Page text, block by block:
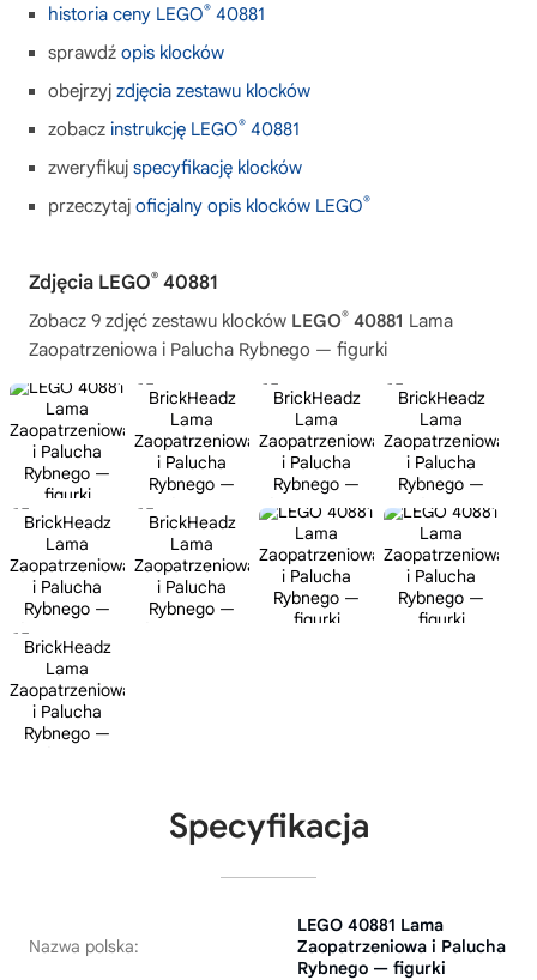
historia ceny LEGO® 40881
sprawdź opis klocków
obejrzyj zdjęcia zestawu klocków
zobacz instrukcję LEGO® 40881
zweryfikuj specyfikację klocków
przeczytaj oficjalny opis klocków LEGO®
Zdjęcia LEGO® 40881
Zobacz 9 zdjęć zestawu klocków LEGO® 40881 Lama
Zaopatrzeniowa i Palucha Rybnego — figurki
Specyfikacja
Nazwa polska:
LEGO 40881 Lama
Zaopatrzeniowa i Palucha
Rybnego — figurki